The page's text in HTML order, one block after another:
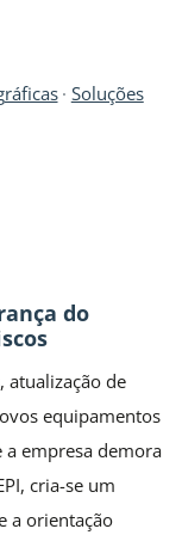
Soluções
do
atualização de
equipamentos
a empresa demora
cria-se um
a orientação